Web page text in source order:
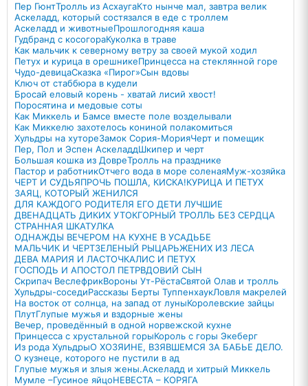
Пер ГюнтТролль из АсхаугаКто нынче мал, завтра велик
Аскеладд, который состязался в еде с троллем
Аскеладд и животныеПрошлогодняя каша
Гудбранд с косогораКуколка в траве
Как мальчик к северному ветру за своей мукой ходил
Петух и курица в орешникеПринцесса на стеклянной горе
Чудо-девицаСказка «Пирог»Сын вдовы
Ключ от стаббюра в кудели
Бросай еловый корень - хватай лисий хвост!
Поросятина и медовые соты
Как Миккель и Бамсе вместе поле возделывали
Как Миккелю захотелось кониной полакомиться
Хульдры на хутореЗамок Сория-МорияЧерт и помещик
Пер, Пол и Эспен АскеладдШкипер и черт
Большая кошка из ДовреТролль на празднике
Пастор и работникОтчего вода в море соленаяМуж-хозяйка
ЧЕРТ И СУДЬЯПРОЧЬ ПОШЛА, КИСКА!КУРИЦА И ПЕТУХ
ЗАЯЦ, КОТОРЫЙ ЖЕНИЛСЯ
ДЛЯ КАЖДОГО РОДИТЕЛЯ ЕГО ДЕТИ ЛУЧШИЕ
ДВЕНАДЦАТЬ ДИКИХ УТОКГОРНЫЙ ТРОЛЛЬ БЕЗ СЕРДЦА
СТРАННАЯ ШКАТУЛКА
ОДНАЖДЫ ВЕЧЕРОМ НА КУХНЕ В УСАДЬБЕ
МАЛЬЧИК И ЧЕРТЗЕЛЕНЫЙ РЫЦАРЬЖЕНИХ ИЗ ЛЕСА
ДЕВА МАРИЯ И ЛАСТОЧКАЛИС И ПЕТУХ
ГОСПОДЬ И АПОСТОЛ ПЕТРВДОВИЙ СЫН
Скрипач ВеслефрикВороны Ут-РёстаСвятой Олав и тролль
Хульдры-соседиРассказы Берты ТуппенхаукЛовля макрелей
На восток от солнца, на запад от луныКоролевские зайцы
ПлутГлупые мужья и вздорные жены
Вечер, проведённый в одной норвежской кухне
Принцесса с хрустальной горыКороль с горы Экеберг
Из рода ХульдрыО ХОЗЯИНЕ, ВЗЯВШЕМСЯ ЗА БАБЬЕ ДЕЛО.
О кузнеце, которого не пустили в ад
Глупые мужья и злыя жены.Аскеладд и хитрый Миккель
Мумле –Гусиное яйцоНЕВЕСТА – КОРЯГА